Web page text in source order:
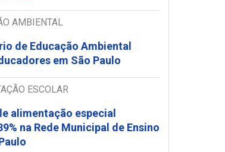
AMBIENTAL
de Educação Ambiental
em São Paulo
ESCOLAR
alimentação especial
na Rede Municipal de Ensino